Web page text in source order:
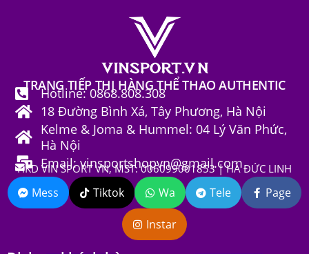
TRANG TIẾP THỊ HÀNG THỂ THAO AUTHENTIC
Hotline: 0868.808.308
18 Đường Bình Xá, Tây Phương, Hà Nội
Kelme & Joma & Hummel: 04 Lý Văn Phức,
Hà Nội
Email: vinsportshopvn@gmail.com
HKD VIN SPORT VN, MST: 006099001853 | HÀ ĐỨC LINH
Mess Tiktok Wa Tele Page
Instar